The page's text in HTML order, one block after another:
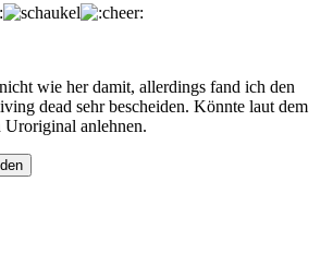
wie her damit, allerdings fand ich den
dead sehr bescheiden. Könnte laut dem
Uroriginal anlehnen.